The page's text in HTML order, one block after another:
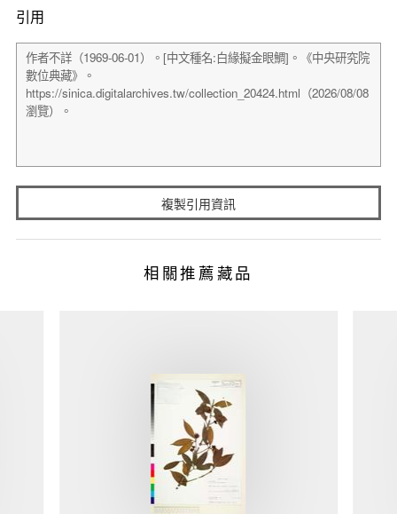
引用
複製引用資訊
相關推薦藏品